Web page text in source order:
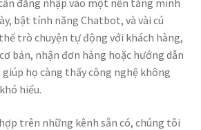
đăng nhập vào một nền tảng mình
bật tính năng Chatbot, và vài cú
trò chuyện tự động với khách hàng,
bản, nhận đơn hàng hoặc hướng dẫn
họ càng thấy công nghệ không
hiểu.
trên những kênh sẵn có, chúng tôi